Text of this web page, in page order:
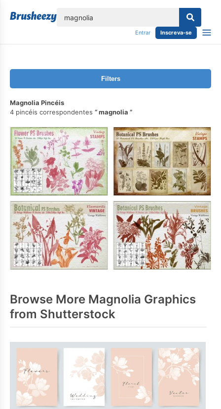
Entrar Inscreva-se
Filters
Magnolia Pincéis
4 pincéis correspondentes
magnolia
Browse More Magnolia Graphics
from Shutterstock